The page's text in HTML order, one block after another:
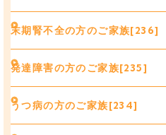
末期腎不全の方のご家族[236]
発達障害の方のご家族[235]
うつ病の方のご家族[234]